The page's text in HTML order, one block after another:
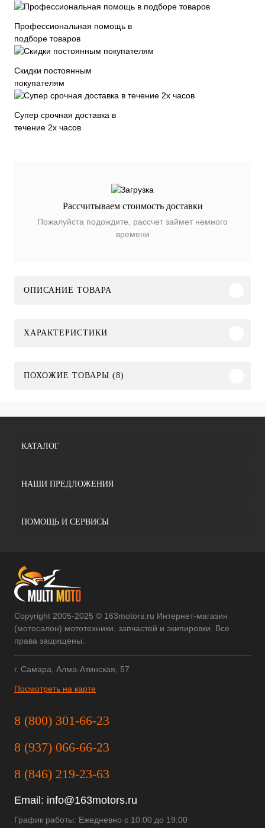
Профессиональная помощь в
подборе товаров
Скидки постоянным
покупателям
Супер срочная доставка в
течение 2х часов
Рассчитываем стоимость доставки
Пожалуйста подождите, рассчет займет немного
времени
ОПИСАНИЕ ТОВАРА
ХАРАКТЕРИСТИКИ
ПОХОЖИЕ ТОВАРЫ (8)
КАТАЛОГ
НАШИ ПРЕДЛОЖЕНИЯ
ПОМОЩЬ И СЕРВИСЫ
Copyright 2005-2025 © 163motors.ru Интернет-магазин
(мотосалон) мототехники, запчастей и экипировки. Все
права защищены.
г. Самара, Алма-Атинская, 57
Посмотреть на карте
8 (800) 301-66-23
8 (937) 066-66-23
8 (846) 219-23-63
Email: info@163motors.ru
График работы: Ежедневно с 10:00 до 19:00